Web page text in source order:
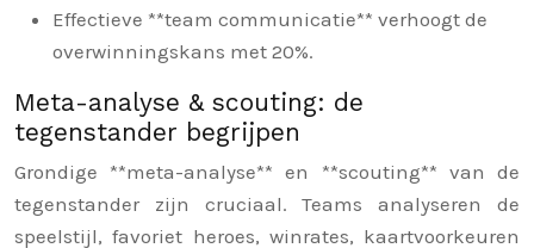
Effectieve **team communicatie** verhoogt de
overwinningskans met 20%.
Meta-analyse & scouting: de
tegenstander begrijpen
Grondige **meta-analyse** en **scouting** van de
tegenstander zijn cruciaal. Teams analyseren de
speelstijl, favoriet heroes, winrates, kaartvoorkeuren